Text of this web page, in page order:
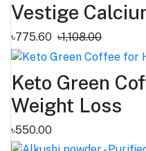
Vestige
৳775.60 ৳1,108.00
Keto Green
Weight Loss
৳550.00